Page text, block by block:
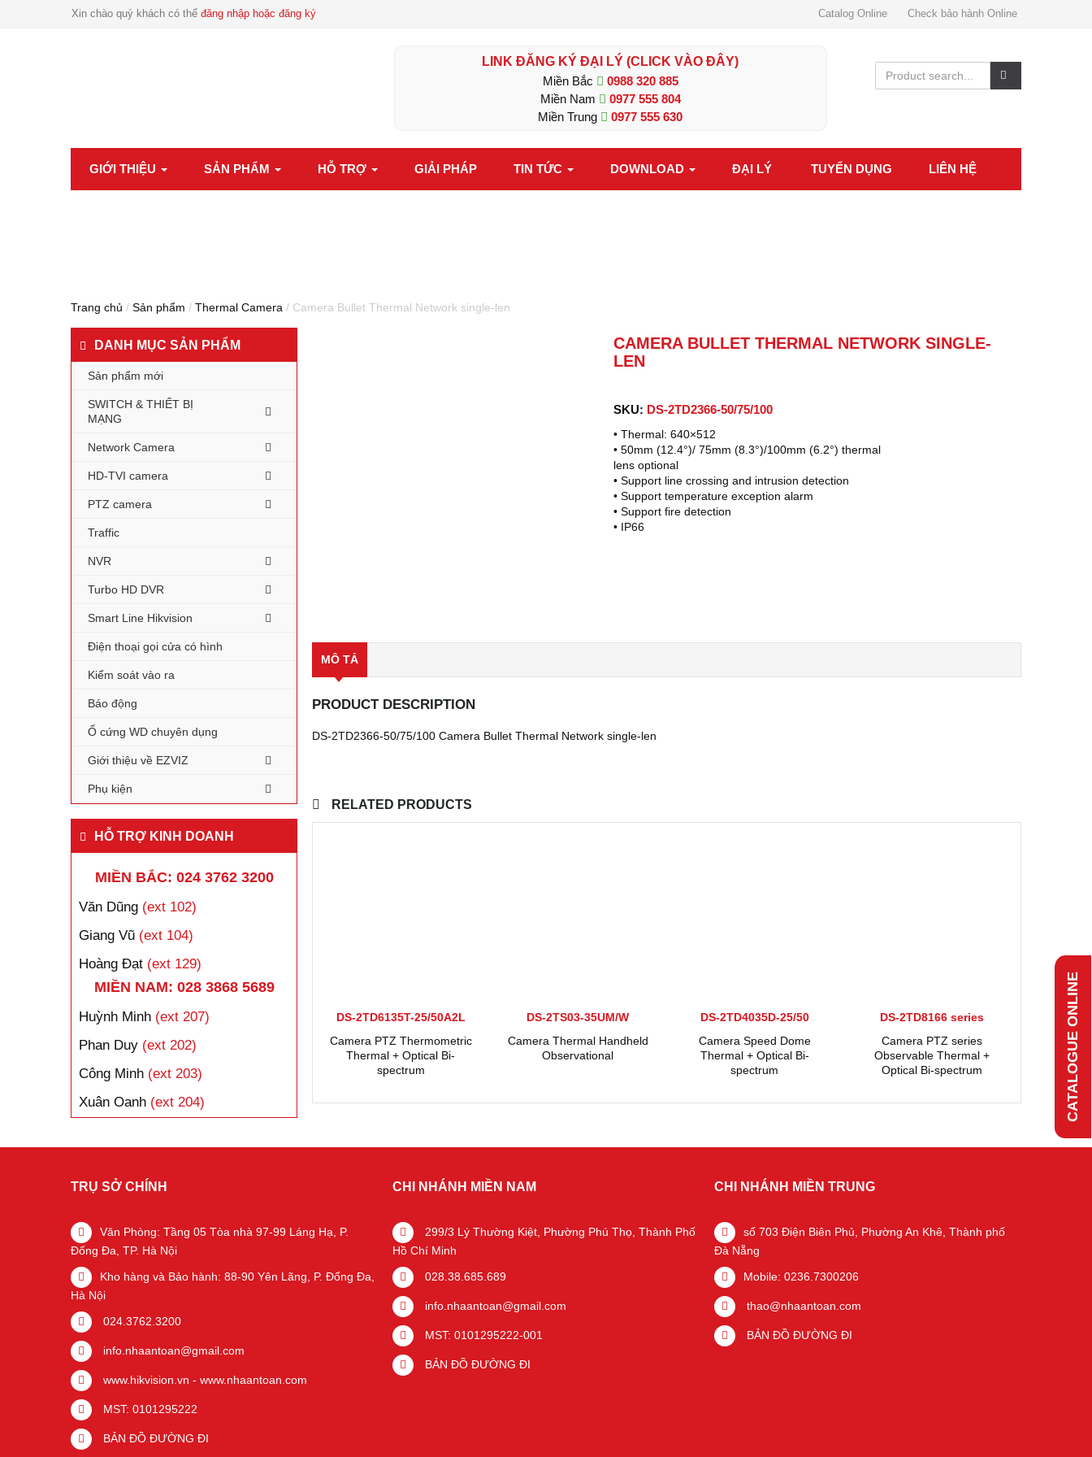
Xin chào quý khách có thể đăng nhập hoặc đăng ký Catalog Online Check bảo hành Online
LINK ĐĂNG KÝ ĐẠI LÝ (CLICK VÀO ĐÂY)
Miền Bắc
0988 320 885
Miền Nam
0977 555 804
Miền Trung
0977 555 630
GIỚI THIỆU SẢN PHẨM HỖ TRỢ GIẢI PHÁP TIN TỨC DOWNLOAD ĐẠI LÝ TUYỂN DỤNG LIÊN HỆ
CATALOGUE ONLINE
Trang chủ / Sản phẩm / Thermal Camera / Camera Bullet Thermal Network single-len
CAMERA BULLET THERMAL NETWORK SINGLE-
LEN
SKU: DS-2TD2366-50/75/100
• Thermal: 640×512
• 50mm (12.4°)/ 75mm (8.3°)/100mm (6.2°) thermal
lens optional
• Support line crossing and intrusion detection
• Support temperature exception alarm
• Support fire detection
• IP66
MÔ TẢ
PRODUCT DESCRIPTION
DS-2TD2366-50/75/100 Camera Bullet Thermal Network single-len
RELATED PRODUCTS
DS-2TD6135T-25/50A2L
Camera PTZ Thermometric
Thermal + Optical Bi-
spectrum
DS-2TS03-35UM/W
Camera Thermal Handheld
Observational
DS-2TD4035D-25/50
Camera Speed Dome
Thermal + Optical Bi-
spectrum
DS-2TD8166 series
Camera PTZ series
Observable Thermal +
Optical Bi-spectrum
DANH MỤC SẢN PHẨM
Sản phẩm mới
SWITCH & THIẾT BỊ
MẠNG
Network Camera
HD-TVI camera
PTZ camera
Traffic
NVR
Turbo HD DVR
Smart Line Hikvision
Điện thoại gọi cửa có hình
Kiểm soát vào ra
Báo động
Ổ cứng WD chuyên dụng
Giới thiệu về EZVIZ
Phụ kiện
HỖ TRỢ KINH DOANH
MIỀN BẮC: 024 3762 3200
Văn Dũng (ext 102)
Giang Vũ (ext 104)
Hoàng Đạt (ext 129)
MIỀN NAM: 028 3868 5689
Huỳnh Minh (ext 207)
Phan Duy (ext 202)
Công Minh (ext 203)
Xuân Oanh (ext 204)
TRỤ SỞ CHÍNH
Văn Phòng: Tầng 05 Tòa nhà 97-99 Láng Hạ, P.
Đống Đa, TP. Hà Nội
Kho hàng và Bảo hành: 88-90 Yên Lãng, P. Đống Đa,
Hà Nội
024.3762.3200
info.nhaantoan@gmail.com
www.hikvision.vn - www.nhaantoan.com
MST: 0101295222
BẢN ĐỒ ĐƯỜNG ĐI
CHI NHÁNH MIỀN NAM
299/3 Lý Thường Kiệt, Phường Phú Thọ, Thành Phố
Hồ Chí Minh
028.38.685.689
info.nhaantoan@gmail.com
MST: 0101295222-001
BẢN ĐỒ ĐƯỜNG ĐI
CHI NHÁNH MIỀN TRUNG
số 703 Điện Biên Phủ, Phường An Khê, Thành phố
Đà Nẵng
Mobile: 0236.7300206
thao@nhaantoan.com
BẢN ĐỒ ĐƯỜNG ĐI